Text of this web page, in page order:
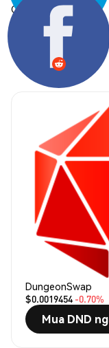
Chia sẻ:
DungeonSwap
$0.0019454 -0.70%
Mua DND